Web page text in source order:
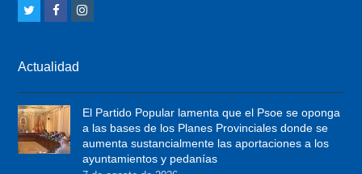
t
t
e
r
F
e
b
o
a
g
r
a
Actualidad
El Partido Popular lamenta que el Psoe se oponga
a las bases de los Planes Provinciales donde se
aumenta sustancialmente las aportaciones a los
ayuntamientos y pedanías